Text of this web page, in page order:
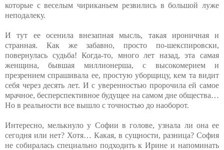
которые с веселым чириканьем резвились в большой луже
неподалеку.
И тут ее осенила внезапная мысль, такая ироничная и
странная. Как же забавно, просто по-шекспировски,
повернулась судьба! Когда-то, много лет назад, эта самая
женщина, бывшая миллионерша, с высокомерием и
презрением спрашивала ее, простую уборщицу, кем та видит
себя через десять лет. И с уверенностью пророчила ей самое
мрачное, бесперспективное будущее на самом дне общества…
Но в реальности все вышло с точностью до наоборот.
Интересно, мелькнуло у Софии в голове, узнала ли она ее
сегодня или нет? Хотя… Какая, в сущности, разница? София
не собиралась специально подходить к Ирине и напоминать